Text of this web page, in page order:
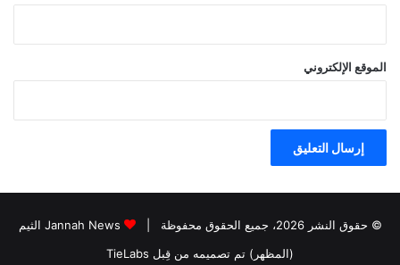
الموقع الإلكتروني
© حقوق النشر 2026، جميع الحقوق محفوظة |
Jannah News الثيم
(المظهر) تم تصميمه من قِبل TieLabs